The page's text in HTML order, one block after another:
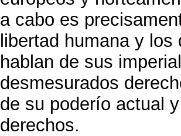
a cabo es
libertad humana y
hablan de sus
desmesurados
de su poderío actual
derechos.